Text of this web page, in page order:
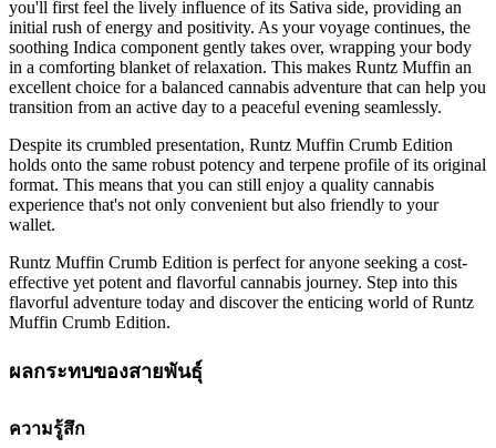
you'll first feel the lively influence of its Sativa side, providing an
initial rush of energy and positivity. As your voyage continues, the
soothing Indica component gently takes over, wrapping your body
in a comforting blanket of relaxation. This makes Runtz Muffin an
excellent choice for a balanced cannabis adventure that can help you
transition from an active day to a peaceful evening seamlessly.
Despite its crumbled presentation, Runtz Muffin Crumb Edition
holds onto the same robust potency and terpene profile of its original
format. This means that you can still enjoy a quality cannabis
experience that's not only convenient but also friendly to your
wallet.
Runtz Muffin Crumb Edition is perfect for anyone seeking a cost-
effective yet potent and flavorful cannabis journey. Step into this
flavorful adventure today and discover the enticing world of Runtz
Muffin Crumb Edition.
ผลกระทบของสายพันธุ์
ความรู้สึก